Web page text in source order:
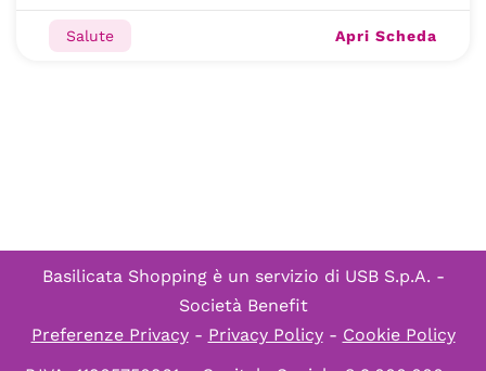
Salute Apri Scheda
Basilicata Shopping è un servizio di USB S.p.A. -
Società Benefit
Preferenze Privacy- Privacy Policy- Cookie Policy